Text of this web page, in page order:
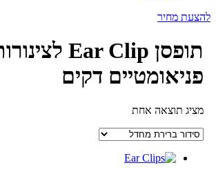
מחיר
תופסן Ear Clip לצינורות
פניאומטיים דקים
מציג תוצאה אחת